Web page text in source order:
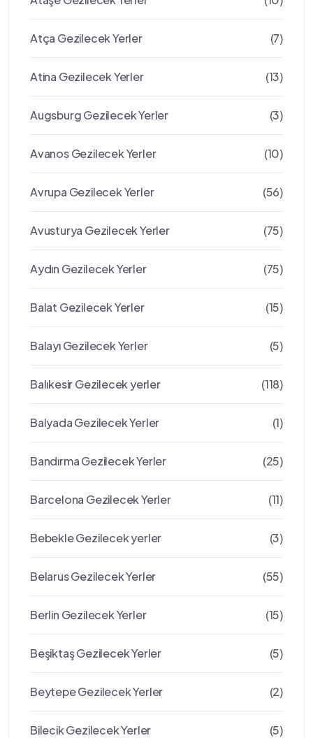
Atça Gezilecek Yerler (7)
Atina Gezilecek Yerler (13)
Augsburg Gezilecek Yerler (3)
Avanos Gezilecek Yerler (10)
Avrupa Gezilecek Yerler (56)
Avusturya Gezilecek Yerler (75)
Aydın Gezilecek Yerler (75)
Balat Gezilecek Yerler (15)
Balayı Gezilecek Yerler (5)
Balıkesir Gezilecek yerler (118)
Balyada Gezilecek Yerler (1)
Bandırma Gezilecek Yerler (25)
Barcelona Gezilecek Yerler (11)
Bebekle Gezilecek yerler (3)
Belarus Gezilecek Yerler (55)
Berlin Gezilecek Yerler (15)
Beşiktaş Gezilecek Yerler (5)
Beytepe Gezilecek Yerler (2)
Bilecik Gezilecek Yerler (5)